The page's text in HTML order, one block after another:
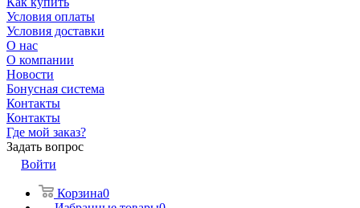
Условия оплаты
Условия доставки
О нас
О компании
Новости
Бонусная система
Контакты
Контакты
Где мой заказ?
Задать вопрос
Войти
Корзина0